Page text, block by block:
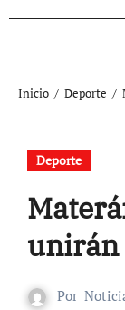
Inicio Deporte
Deporte
unirán
Por